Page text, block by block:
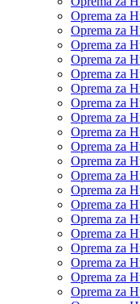
Oprema za
Oprema za
Oprema za
Oprema za
Oprema za
Oprema za
Oprema za
Oprema za
Oprema za
Oprema za
Oprema za
Oprema za
Oprema za
Oprema za
Oprema za
Oprema za
Oprema za
Oprema za
Oprema za
Oprema za